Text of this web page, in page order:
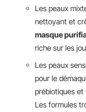
Les peaux
nettoyant et
masque
riche sur les
Les peaux
pour le
prébiotiques et
Les formules